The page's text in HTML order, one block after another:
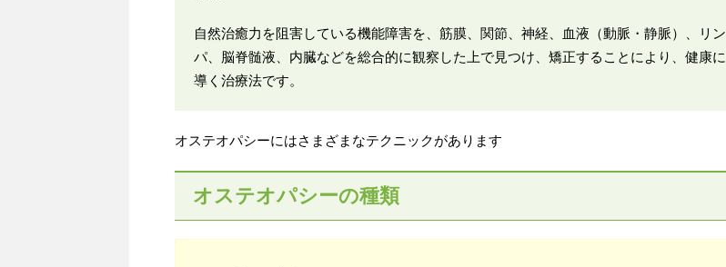
自然治癒力を阻害している機能障害を、筋膜、関節、神経、血液（動脈・静脈）、リン
パ、脳脊髄液、内臓などを総合的に観察した上で見つけ、矯正することにより、健康に
導く治療法です。
オステオパシーにはさまざまなテクニックがあります
オステオパシーの種類